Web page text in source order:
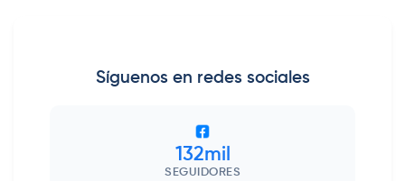
Síguenos en redes sociales
132mil
SEGUIDORES